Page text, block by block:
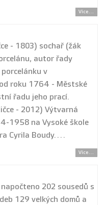
Více...
- 1803) sochař (žák
autor řady
v
roku 1764 - Městské
řadu jeho prací.
- 2012) Výtvarná
1958 na Vysoké škole
Cyrila Boudy.…
Více...
202 sousedů s
129 velkých domů a